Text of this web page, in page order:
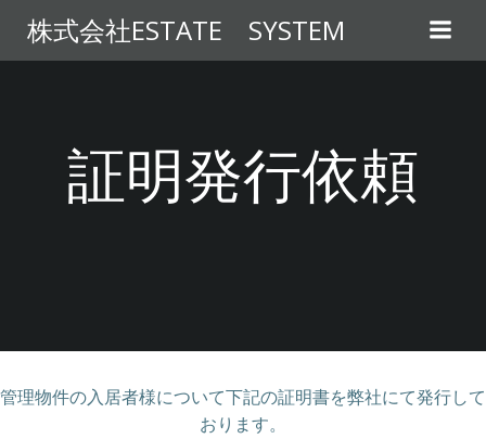
ン
テ
ス
キ
株式会社ESTATE SYSTEM
証明発行依頼
管理物件の入居者様について下記の証明書を弊社にて発行して
おります。